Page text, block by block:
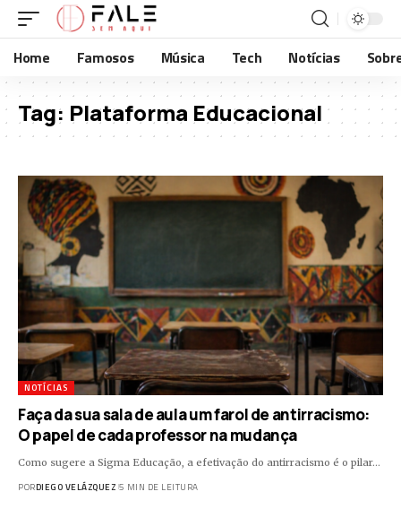
Home Famosos Música Tech Notícias
Tag: Plataforma Educacional
NOTÍCIAS
Faça da sua sala de aula um farol de antirracismo:
O papel de cada professor na mudança
Como sugere a Sigma Educação, a efetivação do antirracismo é o pilar…
PORDIEGO VELÁZQUEZ 5 MIN DE LEITURA